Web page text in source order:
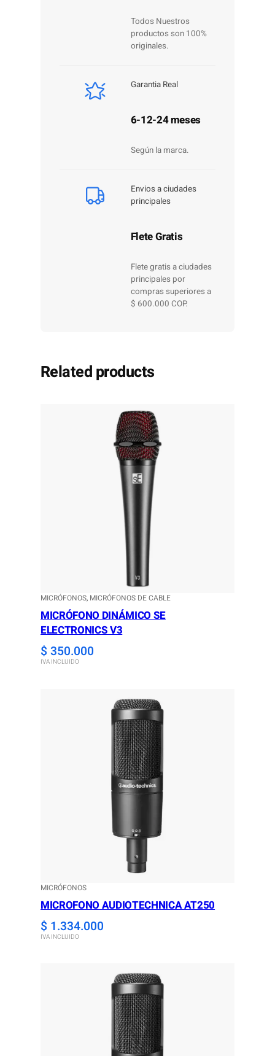
Todos Nuestros
productos son 100%
originales.
Garantia Real
6-12-24 meses
Según la marca.
Envios a ciudades
principales
Flete Gratis
Flete gratis a ciudades
principales por
compras superiores a
$ 600.000 COP.
Related products
MICRÓFONOS, MICRÓFONOS DE CABLE
MICRÓFONO DINÁMICO SE
ELECTRONICS V3
$ 350.000
IVA INCLUIDO
MICRÓFONOS
MICROFONO AUDIOTECHNICA AT250
$ 1.334.000
IVA INCLUIDO